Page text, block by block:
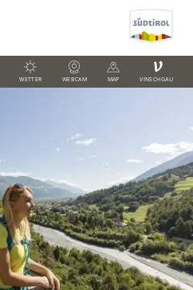
WETTER WEBCAM MAP
V
VINSCHGAU